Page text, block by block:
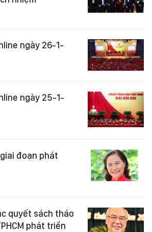
ngày 26-1-
ngày 25-1-
đoạn phát
quyết sách tháo
phát triển